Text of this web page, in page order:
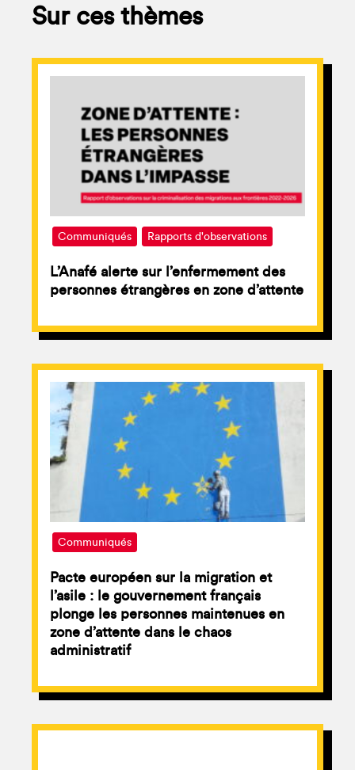
Sur ces thèmes
Communiqués Rapports d'observations
L’Anafé alerte sur l’enfermement des
personnes étrangères en zone d’attente
Communiqués
Pacte européen sur la migration et
l’asile : le gouvernement français
plonge les personnes maintenues en
zone d’attente dans le chaos
administratif